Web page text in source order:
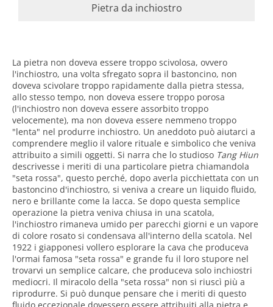
Pietra da inchiostro
La pietra non doveva essere troppo scivolosa, ovvero
l'inchiostro, una volta sfregato sopra il bastoncino, non
doveva scivolare troppo rapidamente dalla pietra stessa,
allo stesso tempo, non doveva essere troppo porosa
(l'inchiostro non doveva essere assorbito troppo
velocemente), ma non doveva essere nemmeno troppo
"lenta" nel produrre inchiostro. Un aneddoto può aiutarci a
comprendere meglio il valore rituale e simbolico che veniva
attribuito a simili oggetti. Si narra che lo studioso Tang Hiun
descrivesse i meriti di una particolare pietra chiamandola
"seta rossa", questo perché, dopo averla picchiettata con un
bastoncino d'inchiostro, si veniva a creare un liquido fluido,
nero e brillante come la lacca. Se dopo questa semplice
operazione la pietra veniva chiusa in una scatola,
l'inchiostro rimaneva umido per parecchi giorni e un vapore
di colore rosato si condensava all'interno della scatola. Nel
1922 i giapponesi vollero esplorare la cava che produceva
l'ormai famosa "seta rossa" e grande fu il loro stupore nel
trovarvi un semplice calcare, che produceva solo inchiostri
mediocri. Il miracolo della "seta rossa" non si riuscì più a
riprodurre. Si può dunque pensare che i meriti di questo